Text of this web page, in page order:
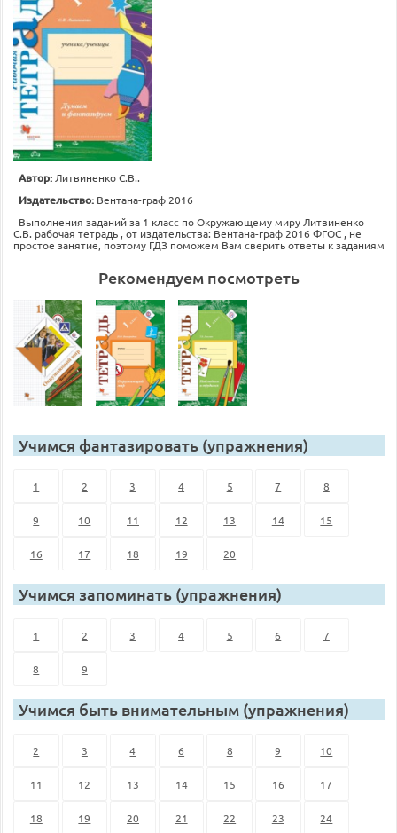
Автор: Литвиненко С.В..
Издательство: Вентана-граф 2016
Выполнения заданий за 1 класс по Окружающему миру Литвиненко
С.В. рабочая тетрадь , от издательства: Вентана-граф 2016 ФГОС , не
простое занятие, поэтому ГДЗ поможем Вам сверить ответы к заданиям
Рекомендуем посмотреть
Учимся фантазировать (упражнения)
1 2 3 4 5 7 8
9 10 11 12 13 14 15
16 17 18 19 20
Учимся запоминать (упражнения)
1 2 3 4 5 6 7
8 9
Учимся быть внимательным (упражнения)
2 3 4 6 8 9 10
11 12 13 14 15 16 17
18 19 20 21 22 23 24